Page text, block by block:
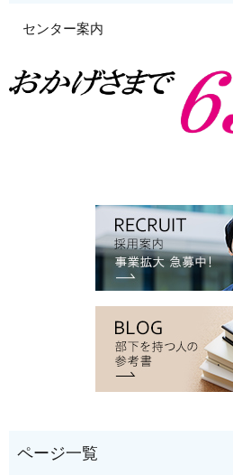
センター案内